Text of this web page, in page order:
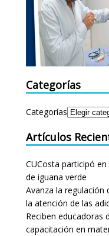
Categorías
Categorías
Artículos
CUCosta participó
de iguana verde
Avanza la regulación
la atención de las
Reciben educadoras
capacitación en